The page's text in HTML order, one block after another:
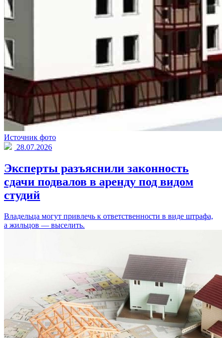
Источник фото
28.07.2026
Эксперты разъяснили законность
сдачи подвалов в аренду под видом
студий
Владельца могут привлечь к ответственности в виде штрафа,
а жильцов — выселить.